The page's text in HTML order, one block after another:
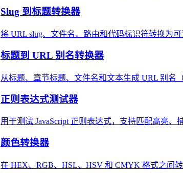
Slug 到标题转换器
将 URL slug、文件名、路由和代码标识符转换为可
标题到 URL 别名转换器
从标题、章节标题、文件名和文本生成 URL 别名
正则表达式测试器
用于测试 JavaScript 正则表达式，支持匹配高亮、
颜色转换器
在 HEX、RGB、HSL、HSV 和 CMYK 格式之间